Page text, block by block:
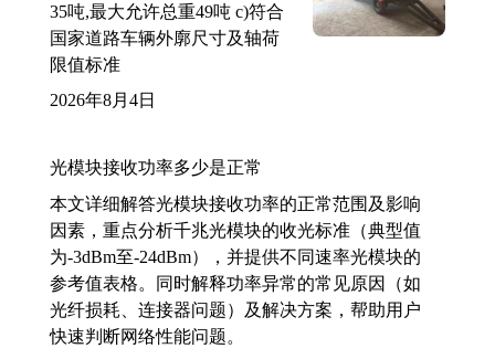
35吨,最大允许总重49吨 c)符合
国家道路车辆外廓尺寸及轴荷
限值标准
2026年8月4日
光模块接收功率多少是正常
本文详细解答光模块接收功率的正常范围及影响
因素，重点分析千兆光模块的收光标准（典型值
为-3dBm至-24dBm），并提供不同速率光模块的
参考值表格。同时解释功率异常的常见原因（如
光纤损耗、连接器问题）及解决方案，帮助用户
快速判断网络性能问题。